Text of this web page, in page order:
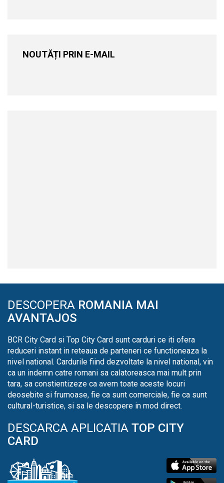
NOUTĂȚI PRIN E-MAIL
DESCOPERA ROMANIA MAI
AVANTAJOS
BCR City Card si Top City Card sunt carduri ce iti ofera
reduceri instant in reteaua de parteneri ce functioneaza la
nivel national. Cardurile fiind dezvoltate la nivel national, vin
ca un indemn catre romani sa calatoreasca mai mult prin
tara, sa constientizeze ca avem toate aceste locuri
deosebite si frumoase, fie ca sunt comerciale, fie ca sunt
cultural-turistice, si sa le descopere in mod direct.
DESCARCA APLICATIA TOP CITY
CARD